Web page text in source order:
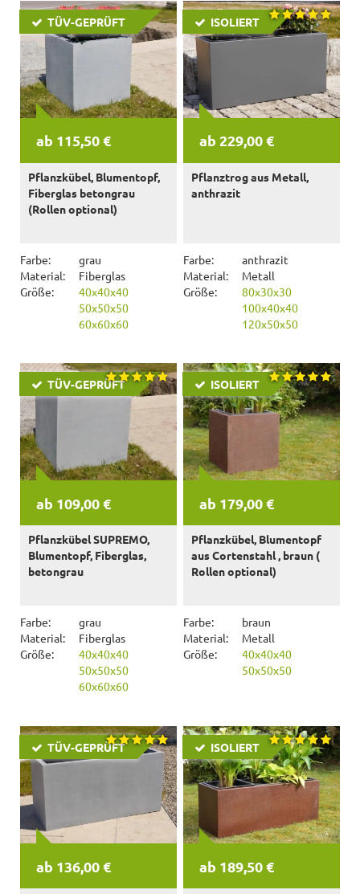
TÜV-GEPRÜFT
ab 115,50 €
Pflanzkübel, Blumentopf,
Fiberglas betongrau
(Rollen optional)
Farbe:
grau
Material:
Fiberglas
Größe:
40x40x40
50x50x50
60x60x60
ISOLIERT
ab 229,00 €
Pflanztrog aus Metall,
anthrazit
Farbe:
anthrazit
Material:
Metall
Größe:
80x30x30
100x40x40
120x50x50
TÜV-GEPRÜFT
ab 109,00 €
Pflanzkübel SUPREMO,
Blumentopf, Fiberglas,
betongrau
Farbe:
grau
Material:
Fiberglas
Größe:
40x40x40
50x50x50
60x60x60
ISOLIERT
ab 179,00 €
Pflanzkübel, Blumentopf
aus Cortenstahl , braun (
Rollen optional)
Farbe:
braun
Material:
Metall
Größe:
40x40x40
50x50x50
TÜV-GEPRÜFT
ab 136,00 €
ISOLIERT
ab 189,50 €